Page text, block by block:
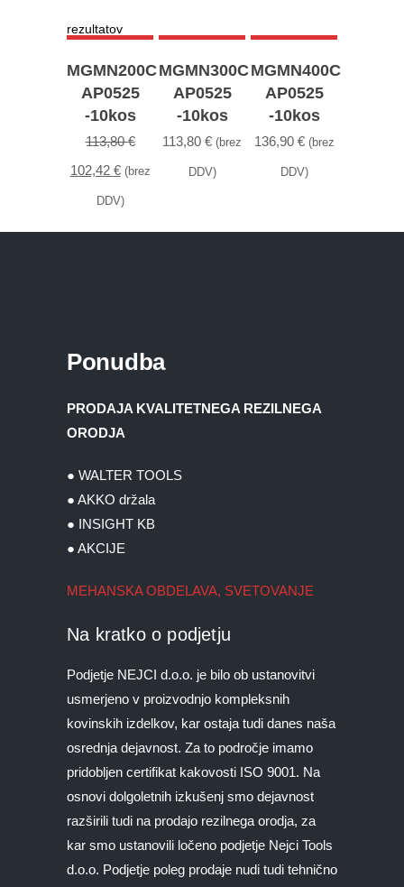
rezultatov
AKCIJA!
KOŠARICO
MGMN200C
AP0525
-10kos
113,80€
Izvirna
cena
102,42 €Trenutna
cena
(brez
DDV)
KOŠARICO
MGMN300C
AP0525
-10kos
113,80 € (brez
DDV)
KOŠARICO
MGMN400C
AP0525
-10kos
136,90 € (brez
DDV)
Ponudba
PRODAJA KVALITETNEGA REZILNEGA
ORODJA
● WALTER TOOLS
● AKKO držala
● INSIGHT KB
● AKCIJE
MEHANSKA OBDELAVA, SVETOVANJE
Na kratko o podjetju
Podjetje NEJCI d.o.o. je bilo ob ustanovitvi
usmerjeno v proizvodnjo kompleksnih
kovinskih izdelkov, kar ostaja tudi danes naša
osrednja dejavnost. Za to področje imamo
pridobljen certifikat kakovosti ISO 9001. Na
osnovi dolgoletnih izkušenj smo dejavnost
razširili tudi na prodajo rezilnega orodja, za
kar smo ustanovili ločeno podjetje Nejci Tools
d.o.o. Podjetje poleg prodaje nudi tudi tehnično